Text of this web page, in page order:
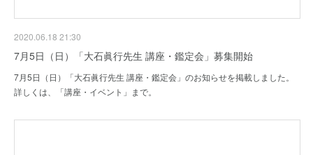
2020.06.18 21:30
7月5日（日）「大石眞行先生 講座・鑑定会」募集開始
7月5日（日）「大石眞行先生 講座・鑑定会」のお知らせを掲載しました。
詳しくは、「講座・イベント」まで。